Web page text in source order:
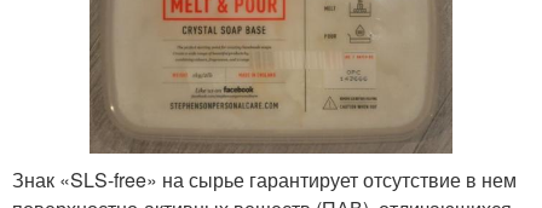
Знак «SLS-free» на сырье гарантирует отсутствие в нем